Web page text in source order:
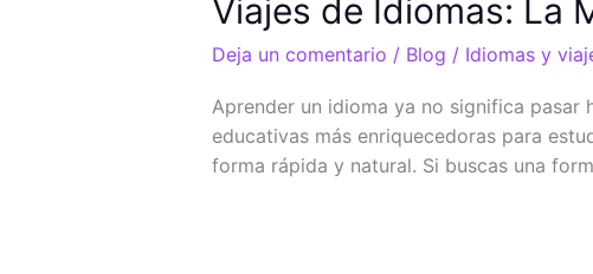
Viajes de Idiomas: La
Deja un comentario / Blog / Idiomas y
Aprender un idioma ya no significa pasar
educativas más enriquecedoras para
forma rápida y natural. Si buscas una
de
Idiomas:
Mejor
Forma
de